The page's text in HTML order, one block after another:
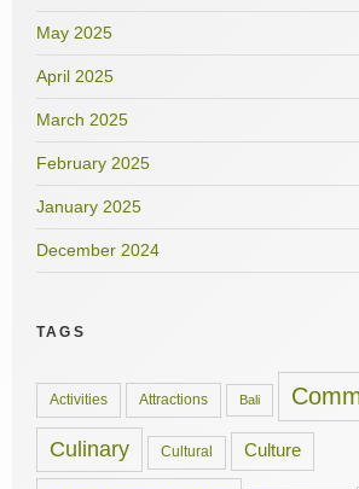
May 2025
April 2025
March 2025
February 2025
January 2025
December 2024
TAGS
Activities Attractions Bali
Culinary Cultural Culture